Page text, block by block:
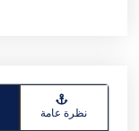
نظرة عامة